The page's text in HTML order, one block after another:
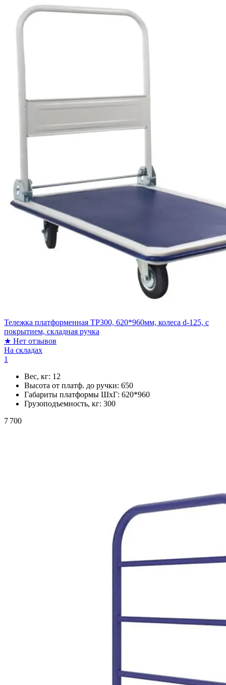
Тележка платформенная TP300, 620*960мм, колеса d-125, с
покрытием, складная ручка
★ Нет отзывов
На складах
1
Вес, кг: 12
Высота от платф. до ручки: 650
Габариты платформы ШxГ: 620*960
Грузоподъемность, кг: 300
7 700